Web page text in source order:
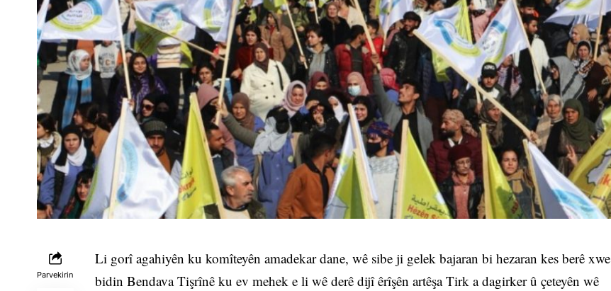
Parvekirin
Li gorî agahiyên ku komîteyên amadekar dane, wê sibe ji gelek bajaran bi hezaran kes berê xwe
bidin Bendava Tişrînê ku ev mehek e li wê derê dijî êrîşên artêşa Tirk a dagirker û çeteyên wê